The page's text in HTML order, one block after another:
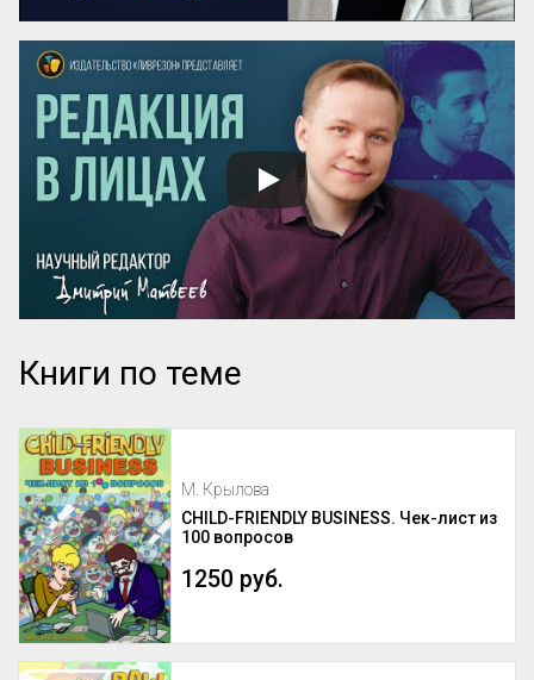
Книги по теме
М. Крылова
CHILD-FRIENDLY BUSINESS. Чек-лист из
100 вопросов
1250 руб.